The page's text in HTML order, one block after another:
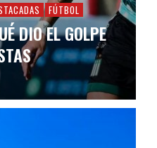
FÚTBOL
DIO EL GOLPE